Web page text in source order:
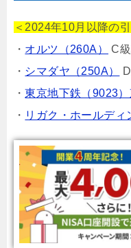
＜2024年10月以降の
・ オルツ（260A）
C
・ シマダヤ（250A）
・東京地下鉄（9023）
・ リガク・ホールディ